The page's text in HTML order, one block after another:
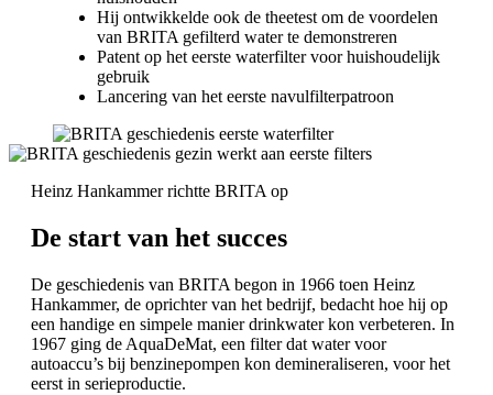
Hij ontwikkelde ook de theetest om de voordelen
van BRITA gefilterd water te demonstreren
Patent op het eerste waterfilter voor huishoudelijk
gebruik
Lancering van het eerste navulfilterpatroon
Heinz Hankammer richtte BRITA op
De start van het succes
De geschiedenis van BRITA begon in 1966 toen Heinz
Hankammer, de oprichter van het bedrijf, bedacht hoe hij op
een handige en simpele manier drinkwater kon verbeteren. In
1967 ging de AquaDeMat, een filter dat water voor
autoaccu’s bij benzinepompen kon demineraliseren, voor het
eerst in serieproductie.